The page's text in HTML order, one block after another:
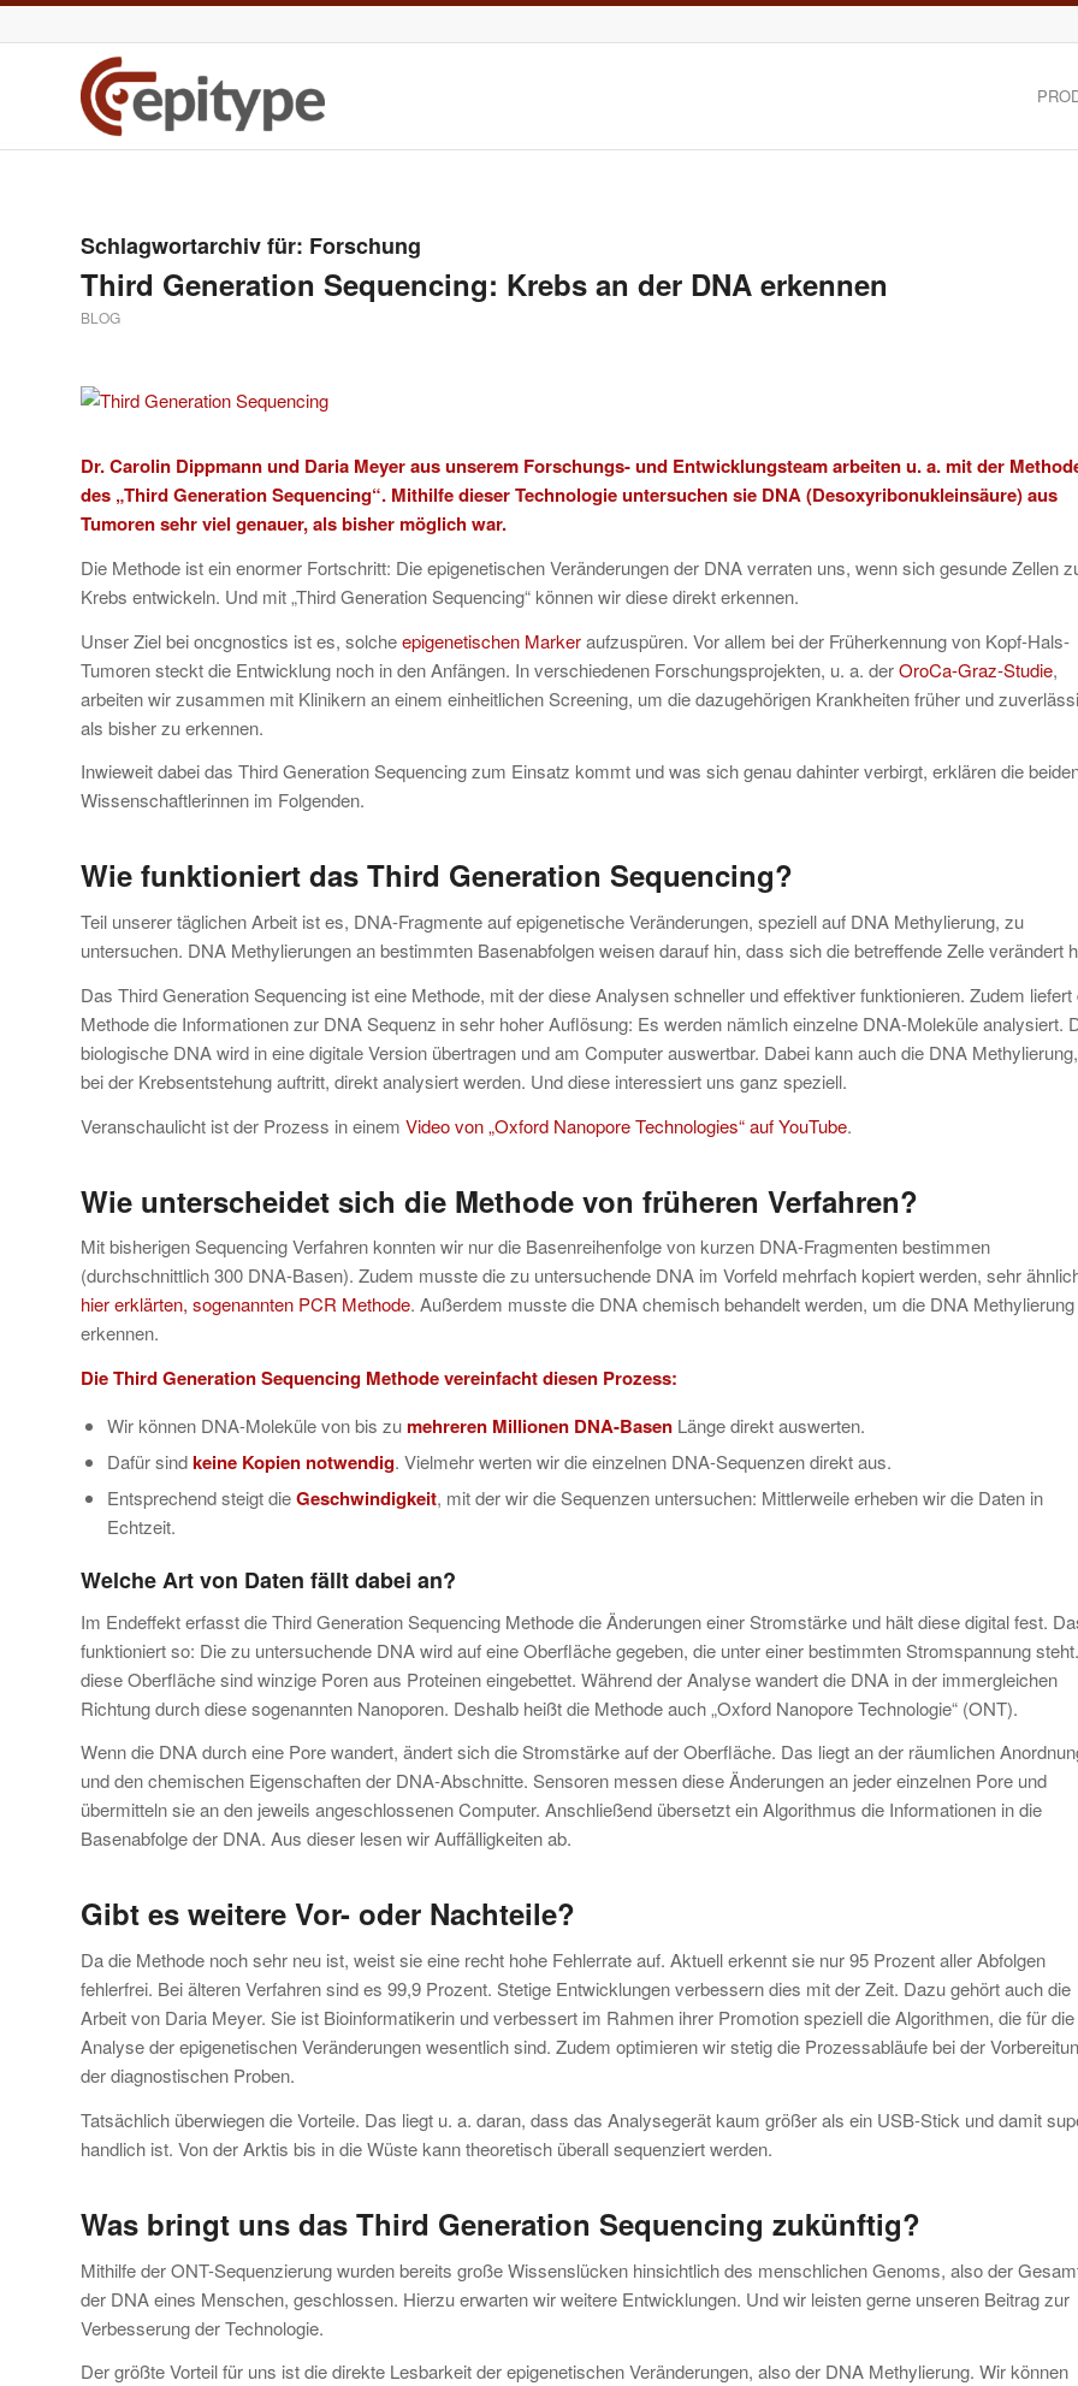
Schlagwortarchiv für: Forschung
Third Generation Sequencing: Krebs an der DNA erkennen
BLOG
Dr. Carolin Dippmann und Daria Meyer aus unserem Forschungs- und Entwicklungsteam arbeiten u. a. mit der
des „Third Generation Sequencing“. Mithilfe dieser Technologie untersuchen sie DNA (Desoxyribonukleinsäure) aus
Tumoren sehr viel genauer, als bisher möglich war.
Die Methode ist ein enormer Fortschritt: Die epigenetischen Veränderungen der DNA verraten uns, wenn sich gesunde Zellen
Krebs entwickeln. Und mit „Third Generation Sequencing“ können wir diese direkt erkennen.
Unser Ziel bei oncgnostics ist es, solcheepigenetischen Markeraufzuspüren. Vor allem bei der Früherkennung von Kopf-Hals-
Tumoren steckt die Entwicklung noch in den Anfängen. In verschiedenen Forschungsprojekten, u. a. derOroCa-Graz-Studie,
arbeiten wir zusammen mit Klinikern an einem einheitlichen Screening, um die dazugehörigen Krankheiten früher und
als bisher zu erkennen.
Inwieweit dabei das Third Generation Sequencing zum Einsatz kommt und was sich genau dahinter verbirgt, erklären die
Wissenschaftlerinnen im Folgenden.
Wie funktioniert das Third Generation Sequencing?
Teil unserer täglichen Arbeit ist es, DNA-Fragmente auf epigenetische Veränderungen, speziell auf DNA Methylierung, zu
untersuchen. DNA Methylierungen an bestimmten Basenabfolgen weisen darauf hin, dass sich die betreffende Zelle verändert
Das Third Generation Sequencing ist eine Methode, mit der diese Analysen schneller und effektiver funktionieren. Zudem liefert
Methode die Informationen zur DNA Sequenz in sehr hoher Auflösung: Es werden nämlich einzelne DNA-Moleküle analysiert.
biologische DNA wird in eine digitale Version übertragen und am Computer auswertbar. Dabei kann auch die DNA
bei der Krebsentstehung auftritt, direkt analysiert werden. Und diese interessiert uns ganz speziell.
Veranschaulicht ist der Prozess in einem Video von „Oxford Nanopore Technologies“ auf YouTube.
Wie unterscheidet sich die Methode von früheren Verfahren?
Mit bisherigen Sequencing Verfahren konnten wir nur die Basenreihenfolge von kurzen DNA-Fragmenten bestimmen
(durchschnittlich 300 DNA-Basen). Zudem musste die zu untersuchende DNA im Vorfeld mehrfach kopiert werden, sehr
hier erklärten, sogenannten PCR Methode. Außerdem musste die DNA chemisch behandelt werden, um die DNA
erkennen.
Die Third Generation Sequencing Methode vereinfacht diesen Prozess:
Wir können DNA-Moleküle von bis zumehreren Millionen DNA-Basen Länge direkt auswerten.
Dafür sindkeine Kopien notwendig. Vielmehr werten wir die einzelnen DNA-Sequenzen direkt aus.
Entsprechend steigt dieGeschwindigkeit, mit der wir die Sequenzen untersuchen: Mittlerweile erheben wir die Daten in
Echtzeit.
Welche Art von Daten fällt dabei an?
Im Endeffekt erfasst die Third Generation Sequencing Methode die Änderungen einer Stromstärke und hält diese digital fest.
funktioniert so: Die zu untersuchende DNA wird auf eine Oberfläche gegeben, die unter einer bestimmten Stromspannung
diese Oberfläche sind winzige Poren aus Proteinen eingebettet. Während der Analyse wandert die DNA in der immergleichen
Richtung durch diese sogenannten Nanoporen. Deshalb heißt die Methode auch „Oxford Nanopore Technologie“ (ONT).
Wenn die DNA durch eine Pore wandert, ändert sich die Stromstärke auf der Oberfläche. Das liegt an der räumlichen
und den chemischen Eigenschaften der DNA-Abschnitte. Sensoren messen diese Änderungen an jeder einzelnen Pore und
übermitteln sie an den jeweils angeschlossenen Computer. Anschließend übersetzt ein Algorithmus die Informationen in die
Basenabfolge der DNA. Aus dieser lesen wir Auffälligkeiten ab.
Gibt es weitere Vor- oder Nachteile?
Da die Methode noch sehr neu ist, weist sie eine recht hohe Fehlerrate auf. Aktuell erkennt sie nur 95 Prozent aller Abfolgen
fehlerfrei. Bei älteren Verfahren sind es 99,9 Prozent. Stetige Entwicklungen verbessern dies mit der Zeit. Dazu gehört auch die
Arbeit von Daria Meyer. Sie ist Bioinformatikerin und verbessert im Rahmen ihrer Promotion speziell die Algorithmen, die für die
Analyse der epigenetischen Veränderungen wesentlich sind. Zudem optimieren wir stetig die Prozessabläufe bei der
der diagnostischen Proben.
Tatsächlich überwiegen die Vorteile. Das liegt u. a. daran, dass das Analysegerät kaum größer als ein USB-Stick und damit
handlich ist. Von der Arktis bis in die Wüste kann theoretisch überall sequenziert werden.
Was bringt uns das Third Generation Sequencing zukünftig?
Mithilfe der ONT-Sequenzierung wurden bereits große Wissenslücken hinsichtlich des menschlichen Genoms, also der
der DNA eines Menschen, geschlossen. Hierzu erwarten wir weitere Entwicklungen. Und wir leisten gerne unseren Beitrag zur
Verbesserung der Technologie.
Der größte Vorteil für uns ist die direkte Lesbarkeit der epigenetischen Veränderungen, also der DNA Methylierung. Wir können